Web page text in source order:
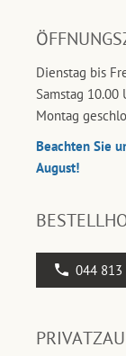
Dienstag bis
Samstag 10.00
Montag
Beachten Sie
August!
044 813